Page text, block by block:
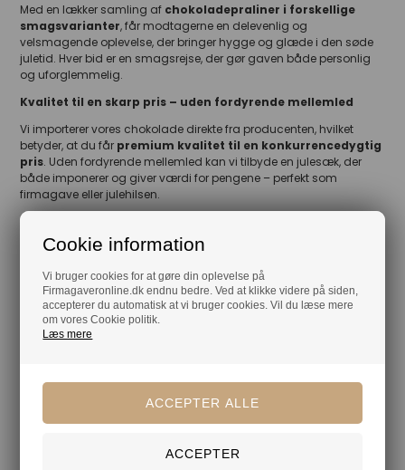
Cookie information
Vi bruger cookies for at gøre din oplevelse på
Firmagaveronline.dk endnu bedre. Ved at klikke videre på siden,
accepterer du automatisk at vi bruger cookies. Vil du læse mere
om vores Cookie politik.
Læs mere
Med en lækker samling af chokoladepraliner i forskellige
smagsvarianter, får modtagerne en delevenlig og
velsmagende oplevelse, der bringer hygge og glæde i den søde
juletid. Hver bid er en smagsrejse, der gør gaven både personlig
og uforglemmelig.
Kvalitet til en skarp pris – uden fordyrende mellemled
Vi importerer vores chokolade direkte fra producenten, hvilket
betyder, at du får premium kvalitet til en konkurrencedygtig
pris. Uden fordyrende mellemled kan vi tilbyde en julesæk, der
både imponerer og giver værdi for pengene – perfekt som
firmagave eller julehilsen.
Mere af samme slags
Chokoladeblanding Julesække